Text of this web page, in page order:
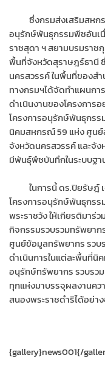
ซึ่งกรมส่งเสริมสหกรณ์
อนุรักษ์พันธุกรรมพืชอันเ
ราชสุดา ฯ สยามบรมราช
พื้นที่จังหวัดสุราษฎร์ธานี
นครสวรรค์ ในพื้นที่ของส
ทางกรมฯได้จัดทำแผนก
ดำเนินงานของโครงการ
โครงการอนุรักษ์พันธุกรร
นิคมสหกรณ์ 59 แห่ง ศูนย์
จังหวัดนครสวรรค์ และจัง
มีพันธุ์พืชบันทึกในระบบฐ
ในการนี้ ดร.ปิยรัษฎ์ เ
โครงการอนุรักษ์พันธุกรร
พระราชวัง ให้เกียรติมาร่
กิจกรรมรวบรวมทรัพยา
ศูนย์ข้อมูลทรัพยากร รว
ดำเนินการในแต่ละพื้นที่
อนุรักษ์ทรัพยากร รวบร
ทุกแห่งมาบรรจุผลงานคว
สนองพระราชดำริได้อย่า
{gallery}news001{/